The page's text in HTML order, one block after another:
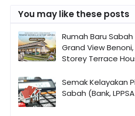
You may like these posts
Rumah Baru
Grand View
Storey Terrace
Semak Kelayakan
Sabah (Bank,